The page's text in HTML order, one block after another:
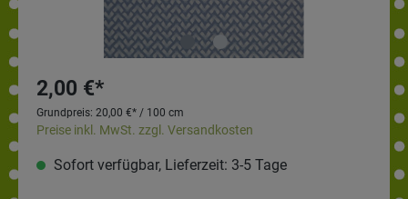
2,00 €*
Grundpreis: 20,00 €* / 100 cm
Preise inkl. MwSt. zzgl. Versandkosten
Sofort verfügbar, Lieferzeit: 3-5 Tage